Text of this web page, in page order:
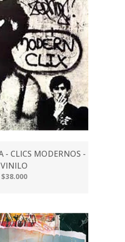
- CLICS MODERNOS -
VINILO
$38.000